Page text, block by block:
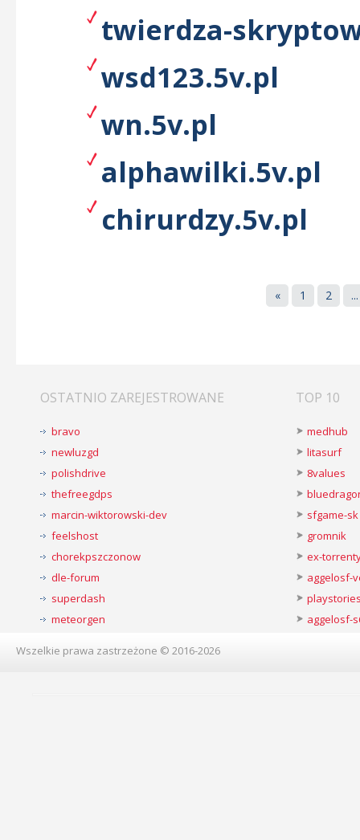
twierdza-
wsd123.5v.pl
wn.5v.pl
alphawilki.5v.pl
chirurdzy.5v.pl
« 1 2 ...
OSTATNIO ZAREJESTROWANE
bravo
newluzgd
polishdrive
thefreegdps
marcin-wiktorowski-dev
feelshost
chorekpszczonow
dle-forum
superdash
meteorgen
TOP 10
medhub
litasurf
8values
sfgame-sk
gromnik
ex-
aggelosf-
aggelosf-
Wszelkie prawa zastrzeżone © 2016-2026